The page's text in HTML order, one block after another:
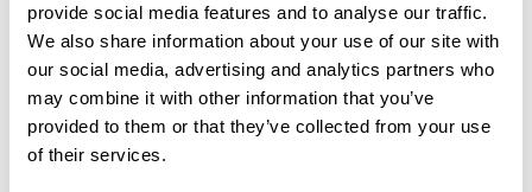
provide social media features and to analyse our traffic.
We also share information about your use of our site with
our social media, advertising and analytics partners who
may combine it with other information that you’ve
provided to them or that they’ve collected from your use
of their services.
1 154 m
Col des Deux 1 222 m
37 km